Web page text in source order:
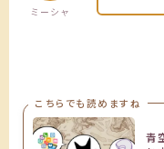
ミーシャ
こちらでも読めますね
青